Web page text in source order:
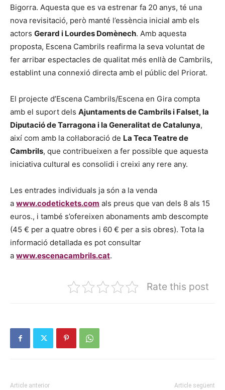
Bigorra. Aquesta que es va estrenar fa 20 anys, té una
nova revisitació, però manté l’essència inicial amb els
actors Gerard i Lourdes Domènech. Amb aquesta
proposta, Escena Cambrils reafirma la seva voluntat de
fer arribar espectacles de qualitat més enllà de Cambrils,
establint una connexió directa amb el públic del Priorat.
El projecte d’Escena Cambrils/Escena en Gira compta
amb el suport dels Ajuntaments de Cambrils i Falset, la
Diputació de Tarragona i la Generalitat de Catalunya,
així com amb la col·laboració de La Teca Teatre de
Cambrils, que contribueixen a fer possible que aquesta
iniciativa cultural es consolidi i creixi any rere any.
Les entrades individuals ja són a la venda
a www.codetickets.com als preus que van dels 8 als 15
euros., i també s’ofereixen abonaments amb descompte
(45 € per a quatre obres i 60 € per a sis obres). Tota la
informació detallada es pot consultar
a www.escenacambrils.cat.
Rate this post
Article anterior Article següent